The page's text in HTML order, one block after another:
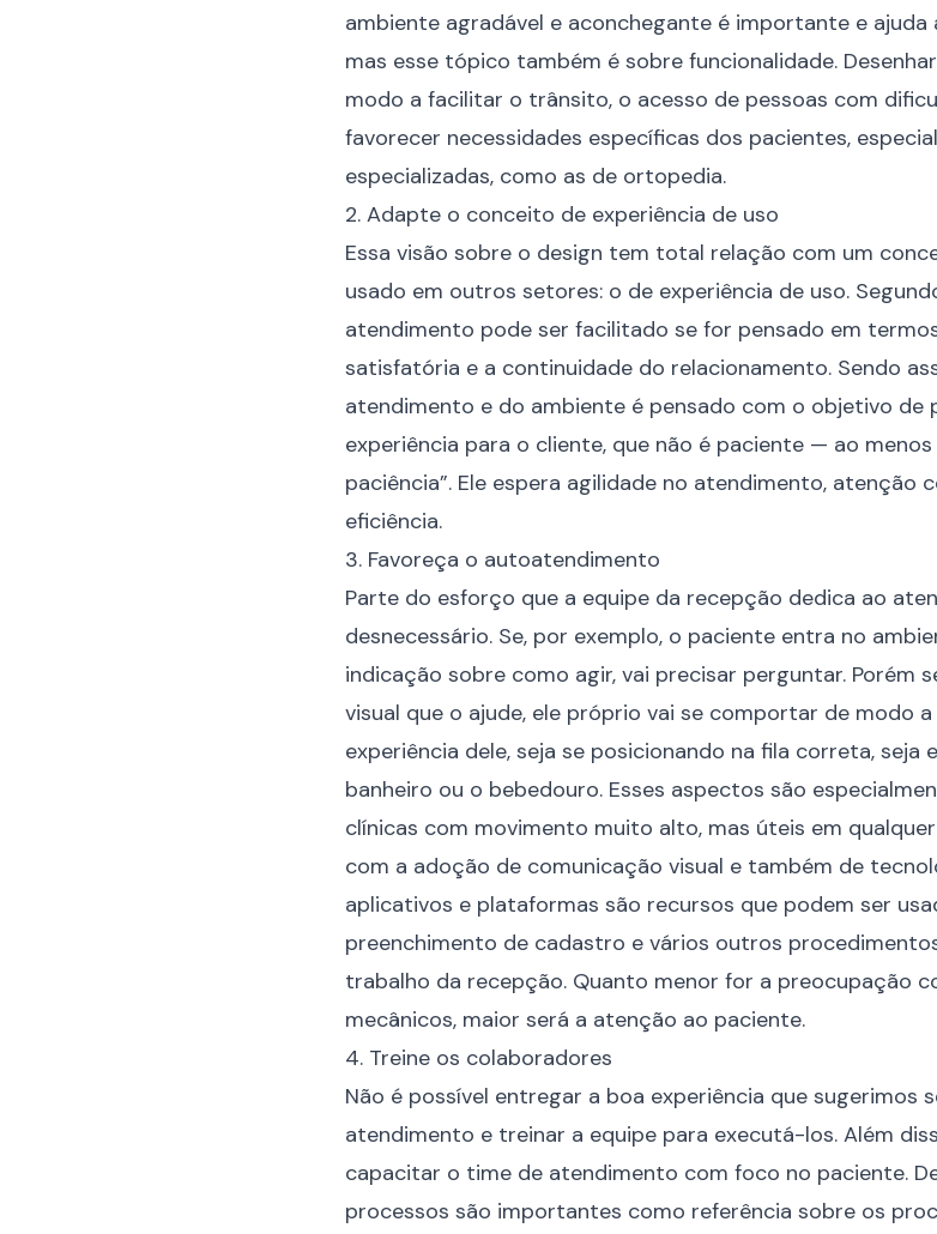
ambiente agradável e aconchegante é importante e ajuda
mas esse tópico também é sobre funcionalidade.
modo a facilitar o trânsito, o acesso de pessoas com
favorecer necessidades específicas dos pacientes,
especializadas, como as de ortopedia.
2. Adapte o conceito de experiência de uso
Essa visão sobre o design tem total relação com um
usado em outros setores: o de experiência de uso.
atendimento pode ser facilitado se for pensado em
satisfatória e a continuidade do relacionamento. Sendo
atendimento e do ambiente é pensado com o objetivo de
experiência para o cliente, que não é paciente — ao
paciência”. Ele espera agilidade no atendimento, atenção
eficiência.
3. Favoreça o autoatendimento
Parte do esforço que a equipe da recepção dedica ao
desnecessário. Se, por exemplo, o paciente entra no
indicação sobre como agir, vai precisar perguntar. Porém
visual que o ajude, ele próprio vai se comportar de modo
experiência dele, seja se posicionando na fila correta,
banheiro ou o bebedouro. Esses aspectos são
clínicas com movimento muito alto, mas úteis em
com a adoção de comunicação visual e também de
aplicativos e plataformas são recursos que podem ser
preenchimento de cadastro e vários outros
trabalho da recepção. Quanto menor for a preocupação
mecânicos, maior será a atenção ao paciente.
4. Treine os colaboradores
Não é possível entregar a boa experiência que sugerimos
atendimento e treinar a equipe para executá-los. Além
capacitar o time de atendimento com foco no paciente.
processos são importantes como referência sobre os